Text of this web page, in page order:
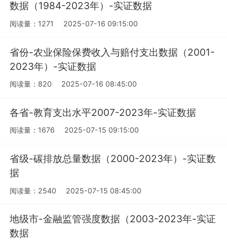
数据（1984-2023年）-实证数据
阅读量：1271 2025-07-16 09:15:00
省份-农业保险保费收入与赔付支出数据（2001-
2023年）-实证数据
阅读量：820 2025-07-16 08:45:00
各省-教育支出水平2007-2023年-实证数据
阅读量：1676 2025-07-15 09:15:00
省级-碳排放总量数据（2000-2023年）-实证数
据
阅读量：2540 2025-07-15 08:45:00
地级市-金融监管强度数据（2003-2023年-实证
数据